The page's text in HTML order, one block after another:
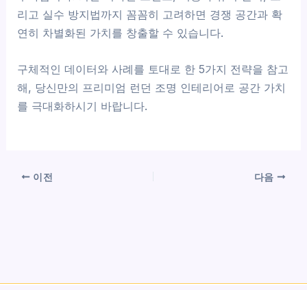
리고 실수 방지법까지 꼼꼼히 고려하면 경쟁 공간과 확
연히 차별화된 가치를 창출할 수 있습니다.
구체적인 데이터와 사례를 토대로 한 5가지 전략을 참고
해, 당신만의 프리미엄 런던 조명 인테리어로 공간 가치
를 극대화하시기 바랍니다.
이전 다음